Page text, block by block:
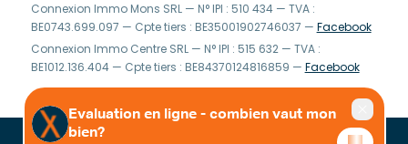
Connexion Immo Mons SRL — N° IPI : 510 434 — TVA :
BE0743.699.097 — Cpte tiers : BE35001902746037 — Facebook
Connexion Immo Centre SRL — N° IPI : 515 632 — TVA :
BE1012.136.404 — Cpte tiers : BE84370124816859 — Facebook